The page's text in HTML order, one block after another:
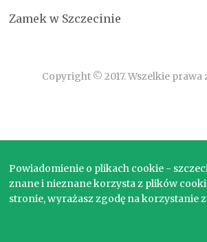
Zamek w Szczecinie
Copyright © 2017. Wszelkie prawa
Powiadomienie o plikach cookie -
znane i nieznane korzysta z plików
stronie, wyrażasz zgodę na korzystanie